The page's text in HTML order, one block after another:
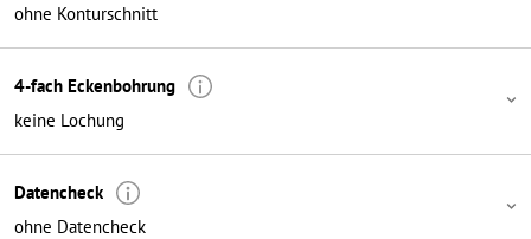
ohne Konturschnitt
4-fach Eckenbohrung
keine Lochung
Datencheck
ohne Datencheck